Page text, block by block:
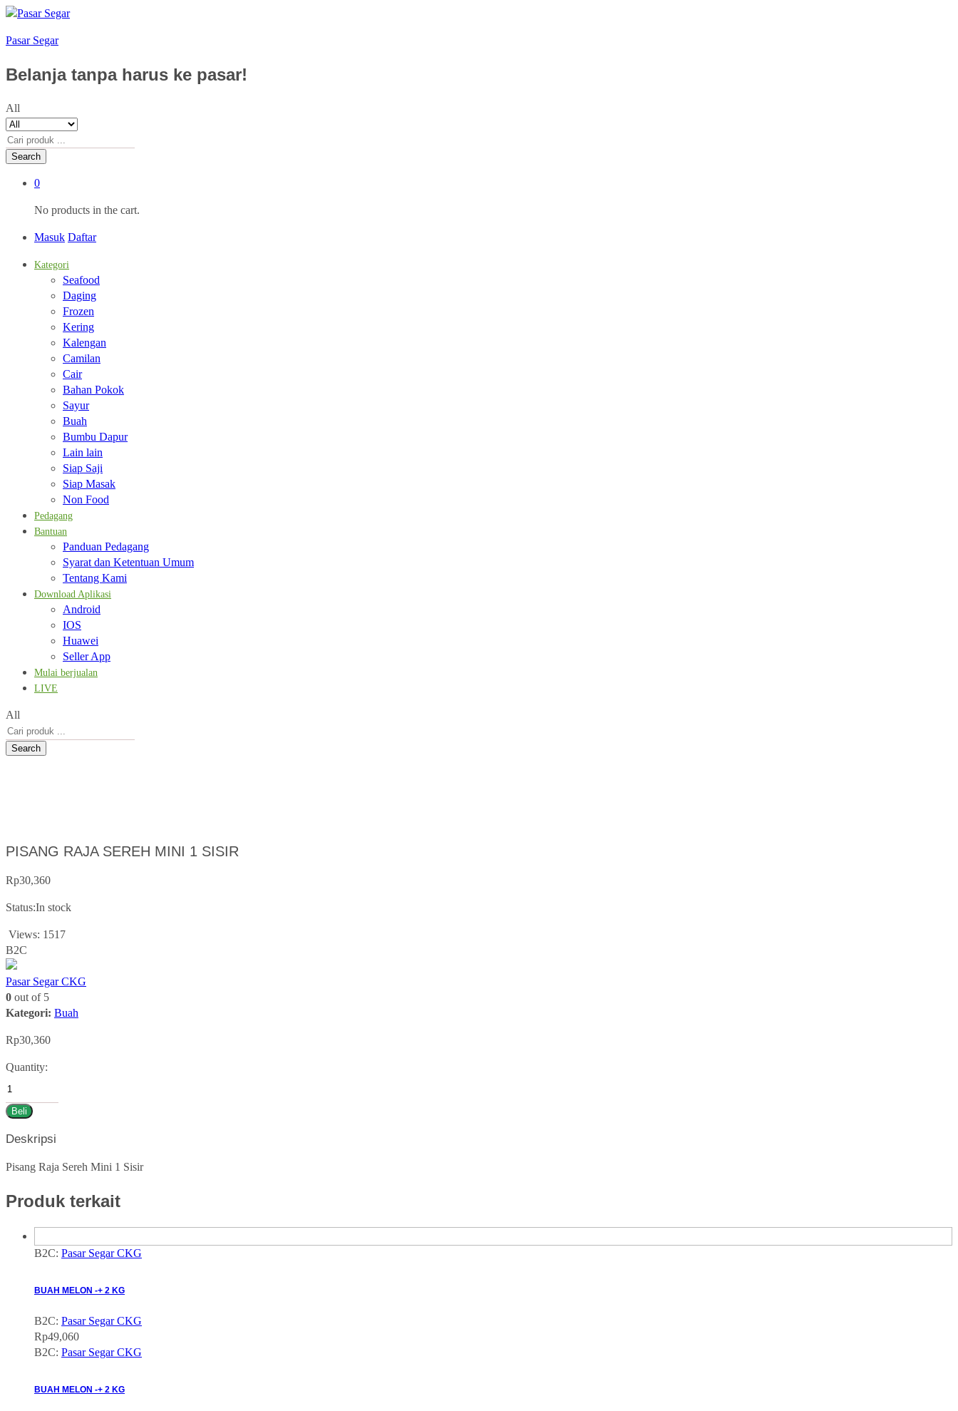
Pasar Segar
Belanja tanpa harus ke pasar!
All
Search
0
No products in the cart.
Masuk Daftar
Kategori
Seafood
Daging
Frozen
Kering
Kalengan
Camilan
Cair
Bahan Pokok
Sayur
Buah
Bumbu Dapur
Lain lain
Siap Saji
Siap Masak
Non Food
Pedagang
Bantuan
Panduan Pedagang
Syarat dan Ketentuan Umum
Tentang Kami
Download Aplikasi
Android
IOS
Huawei
Seller App
Mulai berjualan
LIVE
All
Search
PISANG RAJA SEREH MINI 1 SISIR
Rp30,360
Status:In stock
Views: 1517
B2C
Pasar Segar CKG
0 out of 5
Kategori: Buah
Rp30,360
Pisang
Mini
Sisir
quantity
Quantity:
Beli
Deskripsi
Pisang Raja Sereh Mini 1 Sisir
Produk terkait
B2C: Pasar Segar CKG
BUAH MELON -+ 2 KG
B2C: Pasar Segar CKG
Rp49,060
B2C: Pasar Segar CKG
BUAH MELON -+ 2 KG